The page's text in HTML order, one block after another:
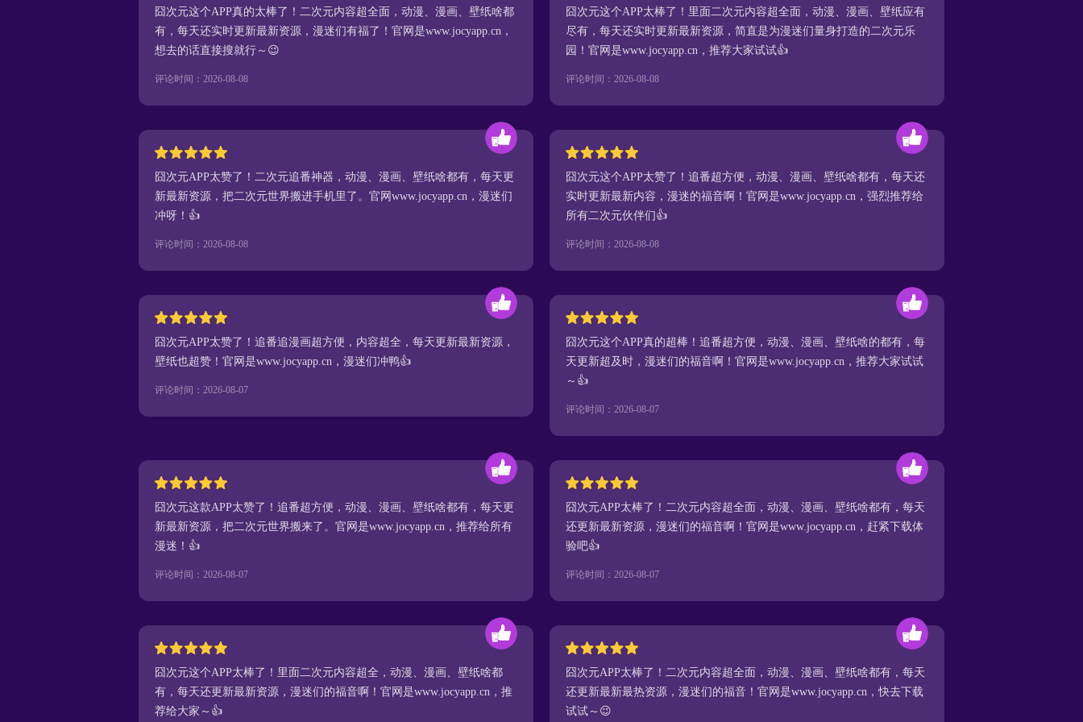
囧次元这个APP真的太棒了！二次元内容超全面，动漫、漫画、壁纸啥都
有，每天还实时更新最新资源，漫迷们有福了！官网是www.jocyapp.cn，
想去的话直接搜就行～😉
评论时间：2026-08-08
囧次元这个APP太棒了！里面二次元内容超全面，动漫、漫画、壁纸应有
尽有，每天还实时更新最新资源，简直是为漫迷们量身打造的二次元乐
园！官网是www.jocyapp.cn，推荐大家试试👍
评论时间：2026-08-08
囧次元APP太赞了！二次元追番神器，动漫、漫画、壁纸啥都有，每天更
新最新资源，把二次元世界搬进手机里了。官网www.jocyapp.cn，漫迷们
冲呀！👍
评论时间：2026-08-08
囧次元这个APP太赞了！追番超方便，动漫、漫画、壁纸啥都有，每天还
实时更新最新内容，漫迷的福音啊！官网是www.jocyapp.cn，强烈推荐给
所有二次元伙伴们👍
评论时间：2026-08-08
囧次元APP太赞了！追番追漫画超方便，内容超全，每天更新最新资源，
壁纸也超赞！官网是www.jocyapp.cn，漫迷们冲鸭👍
评论时间：2026-08-07
囧次元这个APP真的超棒！追番超方便，动漫、漫画、壁纸啥的都有，每
天更新超及时，漫迷们的福音啊！官网是www.jocyapp.cn，推荐大家试试
～👍
评论时间：2026-08-07
囧次元这款APP太赞了！追番超方便，动漫、漫画、壁纸啥都有，每天更
新最新资源，把二次元世界搬来了。官网是www.jocyapp.cn，推荐给所有
漫迷！👍
评论时间：2026-08-07
囧次元APP太棒了！二次元内容超全面，动漫、漫画、壁纸啥都有，每天
还更新最新资源，漫迷们的福音啊！官网是www.jocyapp.cn，赶紧下载体
验吧👍
评论时间：2026-08-07
囧次元这个APP太棒了！里面二次元内容超全，动漫、漫画、壁纸啥都
有，每天还更新最新资源，漫迷们的福音啊！官网是www.jocyapp.cn，推
荐给大家～👍
囧次元APP太棒了！二次元内容超全面，动漫、漫画、壁纸啥都有，每天
还更新最新最热资源，漫迷们的福音！官网是www.jocyapp.cn，快去下载
试试～😉